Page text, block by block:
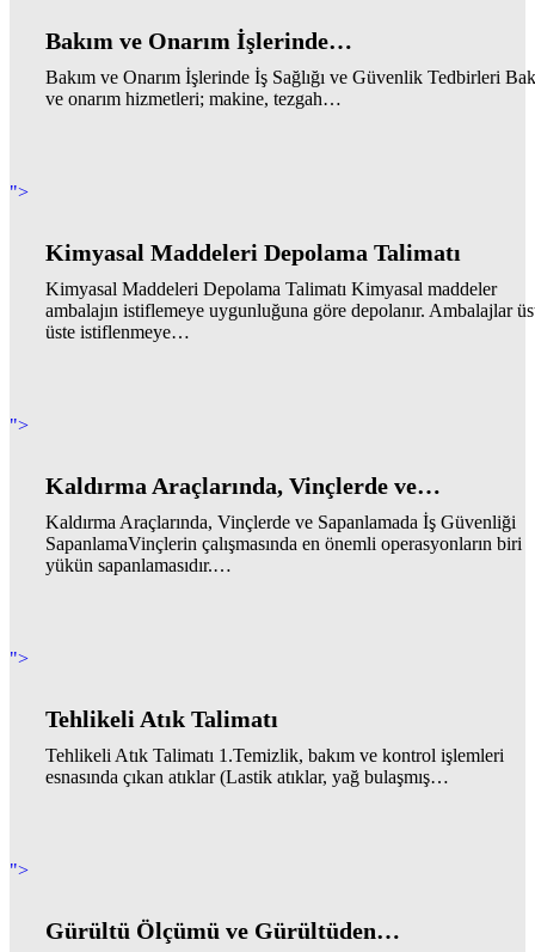
Bakım ve Onarım İşlerinde…
Bakım ve Onarım İşlerinde İş Sağlığı ve Güvenlik Tedbirleri
ve onarım hizmetleri; makine, tezgah…
">
Kimyasal Maddeleri Depolama Talimatı
Kimyasal Maddeleri Depolama Talimatı Kimyasal maddeler
ambalajın istiflemeye uygunluğuna göre depolanır. Ambalajlar
üste istiflenmeye…
">
Kaldırma Araçlarında, Vinçlerde ve…
Kaldırma Araçlarında, Vinçlerde ve Sapanlamada İş Güvenliği
SapanlamaVinçlerin çalışmasında en önemli operasyonların biri
yükün sapanlamasıdır.…
">
Tehlikeli Atık Talimatı
Tehlikeli Atık Talimatı 1.Temizlik, bakım ve kontrol işlemleri
esnasında çıkan atıklar (Lastik atıklar, yağ bulaşmış…
">
Gürültü Ölçümü ve Gürültüden…